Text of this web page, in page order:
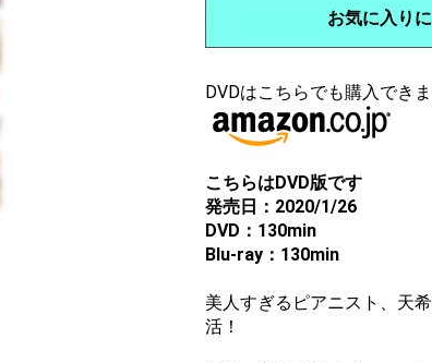
お気に入り
DVDはこちらでも購入できま
こちらはDVD版です
発売日：2020/1/26
DVD：130min
Blu-ray：130min
美人すぎるピアニスト、天
活！